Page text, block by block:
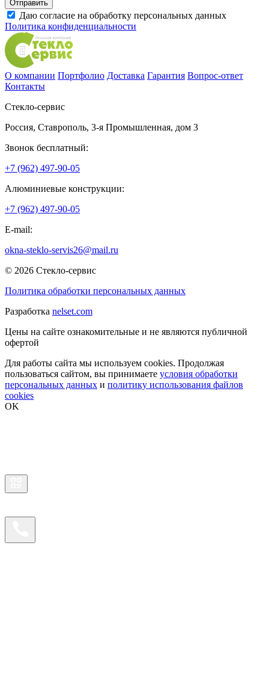
Даю согласие на обработку персональных данных
Политика конфиденциальности
О компании Портфолио Доставка Гарантия Вопрос-ответ
Контакты
Стекло-сервис
Россия, Ставрополь, 3-я Промышленная, дом 3
Звонок бесплатный:
+7 (962) 497-90-05
Алюминиевые конструкции:
+7 (962) 497-90-05
E-mail:
okna-steklo-servis26@mail.ru
© 2026 Стекло-сервис
Политика обработки персональных данных
Разработка nelset.com
Цены на сайте ознакомительные и не являются публичной
офертой
Для работы сайта мы используем cookies. Продолжая
пользоваться сайтом, вы принимаете условия обработки
персональных данных и политику использования файлов
cookies
OK